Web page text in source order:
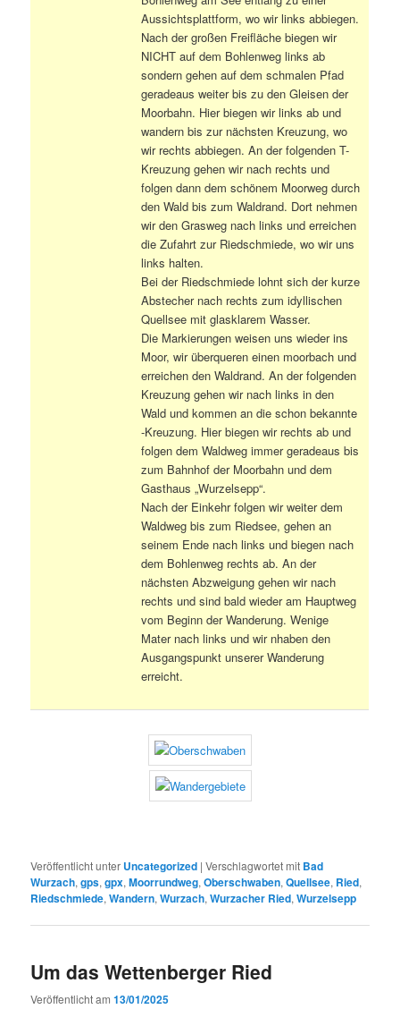
Aussichtsplattform, wo wir links abbiegen.
Nach der großen Freifläche biegen wir
NICHT auf dem Bohlenweg links ab
sondern gehen auf dem schmalen Pfad
geradeaus weiter bis zu den Gleisen der
Moorbahn. Hier biegen wir links ab und
wandern bis zur nächsten Kreuzung, wo
wir rechts abbiegen. An der folgenden T-
Kreuzung gehen wir nach rechts und
folgen dann dem schönem Moorweg durch
den Wald bis zum Waldrand. Dort nehmen
wir den Grasweg nach links und erreichen
die Zufahrt zur Riedschmiede, wo wir uns
links halten.
Bei der Riedschmiede lohnt sich der kurze
Abstecher nach rechts zum idyllischen
Quellsee mit glasklarem Wasser.
Die Markierungen weisen uns wieder ins
Moor, wir überqueren einen moorbach und
erreichen den Waldrand. An der folgenden
Kreuzung gehen wir nach links in den
Wald und kommen an die schon bekannte
-Kreuzung. Hier biegen wir rechts ab und
folgen dem Waldweg immer geradeaus bis
zum Bahnhof der Moorbahn und dem
Gasthaus „Wurzelsepp“.
Nach der Einkehr folgen wir weiter dem
Waldweg bis zum Riedsee, gehen an
seinem Ende nach links und biegen nach
dem Bohlenweg rechts ab. An der
nächsten Abzweigung gehen wir nach
rechts und sind bald wieder am Hauptweg
vom Beginn der Wanderung. Wenige
Mater nach links und wir nhaben den
Ausgangspunkt unserer Wanderung
erreicht.
Veröffentlicht unter Uncategorized |Verschlagwortet mit Bad
Wurzach,gps,gpx,Moorrundweg,Oberschwaben,Quellsee, Ried,
Riedschmiede,Wandern,Wurzach,Wurzacher Ried,Wurzelsepp
Um das Wettenberger Ried
Veröffentlicht am13/01/2025